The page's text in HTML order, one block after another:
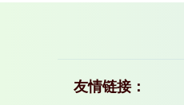
友情链接：